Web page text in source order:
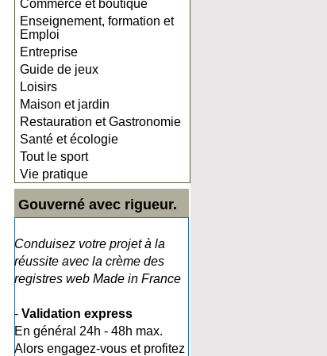
Commerce et boutique
Enseignement, formation et
Emploi
Entreprise
Guide de jeux
Loisirs
Maison et jardin
Restauration et Gastronomie
Santé et écologie
Tout le sport
Vie pratique
Gouverné avec rigueur.
Conduisez votre projet à la
réussite avec la crème des
registres web Made in France
- Validation express
En général 24h - 48h max.
Alors engagez-vous et profitez